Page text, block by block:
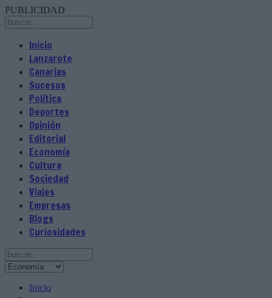
PUBLICIDAD
Inicio
Lanzarote
Canarias
Sucesos
Política
Deportes
Opinión
Editorial
Economía
Cultura
Sociedad
Viajes
Empresas
Blogs
Curiosidades
Inicio